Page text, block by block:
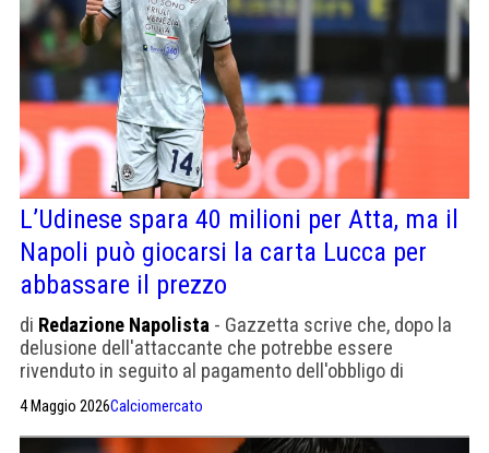
L’Udinese spara 40 milioni per Atta, ma il
Napoli può giocarsi la carta Lucca per
abbassare il prezzo
di Redazione Napolista - Gazzetta scrive che, dopo la
delusione dell'attaccante che potrebbe essere
rivenduto in seguito al pagamento dell'obbligo di
per il centrocampista francese, definito l'erede di
Anguissa. Manna lo voleva già a gennaio.
4 Maggio 2026Calciomercato